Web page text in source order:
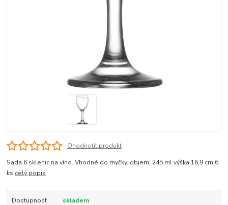
Ohodnotit produkt
Sada 6 sklenic na víno. Vhodné do myčky. objem: 245 ml výška 16,9 cm 6
ks celý popis
Dostupnost skladem